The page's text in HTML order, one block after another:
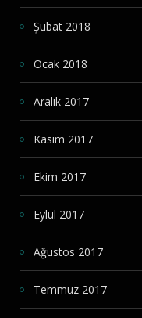
Şubat 2018
Ocak 2018
Aralık 2017
Kasım 2017
Ekim 2017
Eylül 2017
Ağustos 2017
Temmuz 2017